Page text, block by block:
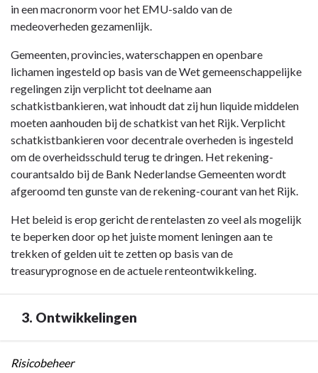
in een macronorm voor het EMU-saldo van de
medeoverheden gezamenlijk.
Gemeenten, provincies, waterschappen en openbare
lichamen ingesteld op basis van de Wet gemeenschappelijke
regelingen zijn verplicht tot deelname aan
schatkistbankieren, wat inhoudt dat zij hun liquide middelen
moeten aanhouden bij de schatkist van het Rijk. Verplicht
schatkistbankieren voor decentrale overheden is ingesteld
om de overheidsschuld terug te dringen. Het rekening-
courantsaldo bij de Bank Nederlandse Gemeenten wordt
afgeroomd ten gunste van de rekening-courant van het Rijk.
Het beleid is erop gericht de rentelasten zo veel als mogelijk
te beperken door op het juiste moment leningen aan te
trekken of gelden uit te zetten op basis van de
treasuryprognose en de actuele renteontwikkeling.
3. Ontwikkelingen
TerugRisicobeheer